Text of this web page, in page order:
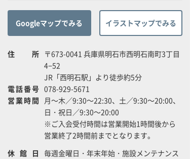
Googleマップでみる イラストマップでみる
住所 〒673-0041 兵庫県明石市西明石南町3丁目
4−52
JR「西明石駅」より徒歩約5分
電話番号 078-929-5671
営業時間 月～木／9:30～22:30、土／9:30～20:00、
日・祝日／9:30～20:00
※ご入会受付時間は営業開始1時間後から
営業終了2時間前までとなります。
休館日 毎週金曜日・年末年始・施設メンテナンス